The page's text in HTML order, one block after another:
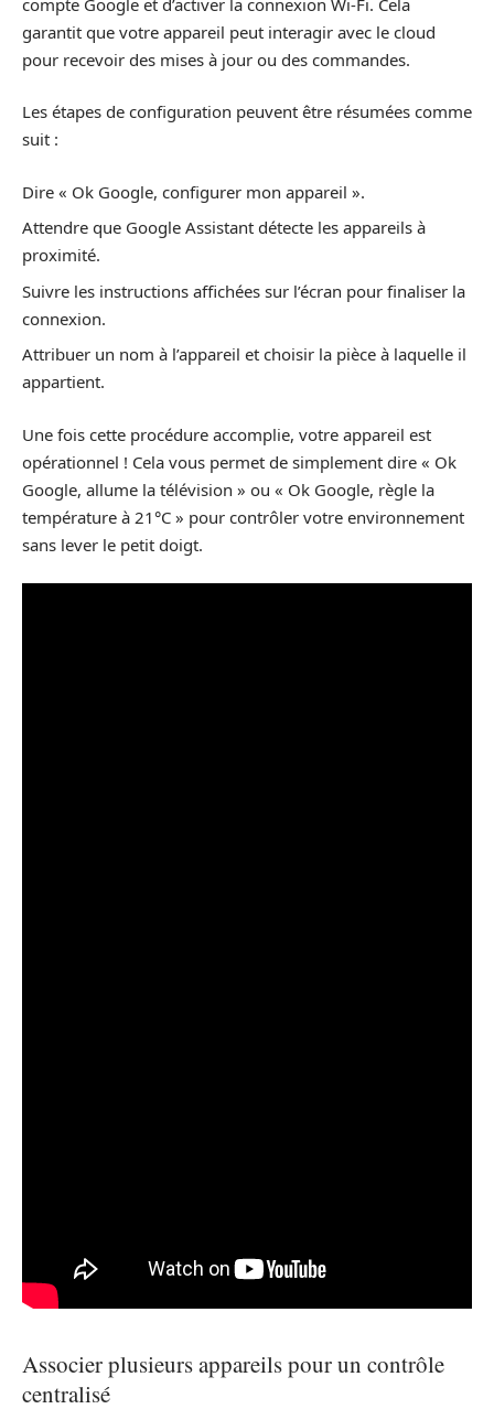
garantit que votre appareil peut interagir avec le cloud
pour recevoir des mises à jour ou des commandes.
Les étapes de configuration peuvent être résumées comme
suit :
Dire « Ok Google, configurer mon appareil ».
Attendre que Google Assistant détecte les appareils à
proximité.
Suivre les instructions affichées sur l’écran pour finaliser la
connexion.
Attribuer un nom à l’appareil et choisir la pièce à laquelle il
appartient.
Une fois cette procédure accomplie, votre appareil est
opérationnel ! Cela vous permet de simplement dire « Ok
Google, allume la télévision » ou « Ok Google, règle la
température à 21°C » pour contrôler votre environnement
sans lever le petit doigt.
Associer plusieurs appareils pour un contrôle
centralisé